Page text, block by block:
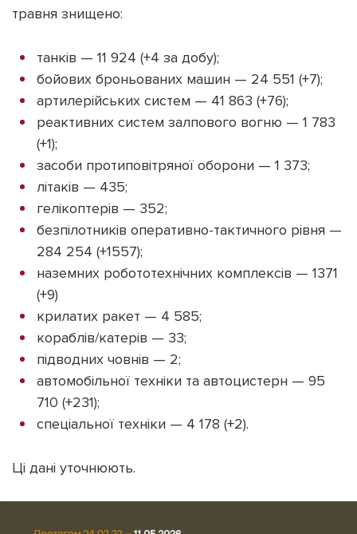
травня знищено:
танків — 11 924 (+4 за добу);
бойових броньованих машин — 24 551 (+7);
артилерійських систем — 41 863 (+76);
реактивних систем залпового вогню — 1 783
(+1);
засоби протиповітряної оборони — 1 373;
літаків — 435;
гелікоптерів — 352;
безпілотників оперативно-тактичного рівня —
284 254 (+1557);
наземних робототехнічних комплексів — 1371
(+9)
крилатих ракет — 4 585;
кораблів/катерів — 33;
підводних човнів — 2;
автомобільної техніки та автоцистерн — 95
710 (+231);
спеціальної техніки — 4 178 (+2).
Ці дані уточнюють.